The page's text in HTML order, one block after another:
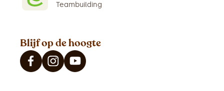
Teambuilding
Blijf op de hoogte